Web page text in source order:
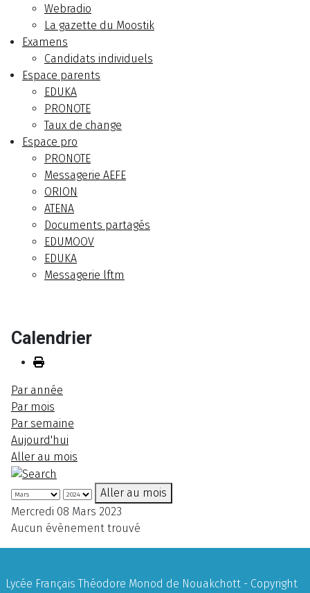
Webradio
La gazette du Moostik
Examens
Candidats individuels
Espace parents
EDUKA
PRONOTE
Taux de change
Espace pro
PRONOTE
Messagerie AEFE
ORION
ATENA
Documents partagés
EDUMOOV
EDUKA
Messagerie lftm
Calendrier
Par année
Par mois
Par semaine
Aujourd'hui
Aller au mois
Aller au mois
Mercredi 08 Mars 2023
Aucun évènement trouvé
Lycée Français Théodore Monod de Nouakchott - Copyright